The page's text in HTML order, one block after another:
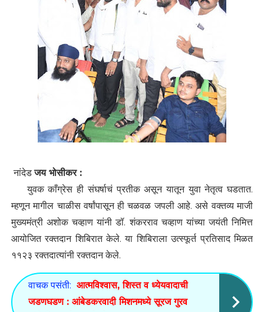
नांदेडजय भोसीकर :
युवक काँग्रेस ही संघर्षाचं प्रतीक असून यातून युवा नेतृत्व घडतात.
म्हणून मागील चाळीस वर्षांपासून ही चळवळ जपली आहे. असे वक्तव्य माजी
मुख्यमंत्री अशोक चव्हाण यांनी डॉ. शंकरराव चव्हाण यांच्या जयंती निमित्त
आयोजित रक्तदान शिबिरात केले. या शिबिराला उत्स्फूर्त प्रतिसाद मिळत
११२३ रक्तदात्यांनी रक्तदान केले.
वाचक पसंती: आत्मविश्वास, शिस्त व ध्येयवादाची
जडणघडण : आंबेडकरवादी मिशनमध्ये सूरज गुरव